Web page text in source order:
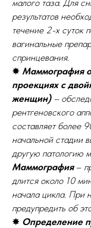
малого таза. Для
результатов
течение 2-х суток
вагинальные
спринцевания.
✸ Маммография
проекциях с
женщин)–
рентгеновского
составляет более
начальной стадии
другую патологию
Маммография–
длится около 10
начала цикла. При
предупредить об
✸ Определение